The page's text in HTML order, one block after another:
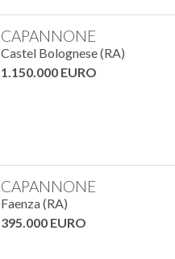
CAPANNONE
Castel Bolognese (RA)
1.150.000 EURO
CAPANNONE
Faenza (RA)
395.000 EURO